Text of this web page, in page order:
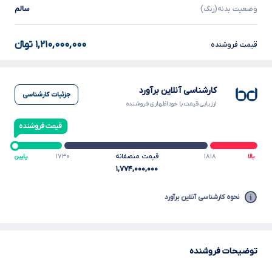
وضعیت بدنه(رنگ) سالم
قیمت فروشنده ۱,۲۱۰,۰۰۰,۰۰۰ تومانءءء
کارشناسی آنلاین برآورد
ارزیابی قیمت با خوداظهاری فروشنده
جزئیات کارشناسی
پایین بالا ۱۷۳۰ قیمت منصفانه
۱,۷۷۴,۰۰۰,۰۰۰
۱۸۱۸
نحوه کارشناسی آنلاین برآورد
توضیحات فروشنده